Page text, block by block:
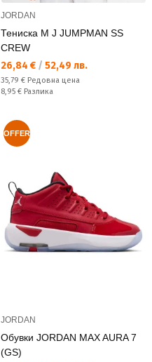
JORDAN
Тениска M J JUMPMAN SS
CREW
Текуща цена:
26,84 € / 52,49 лв.
Редовна цена:
35,79 € Редовна цена
Спестявате:
8,95 € Разлика
OFFER
JORDAN
Обувки JORDAN MAX AURA 7
(GS)